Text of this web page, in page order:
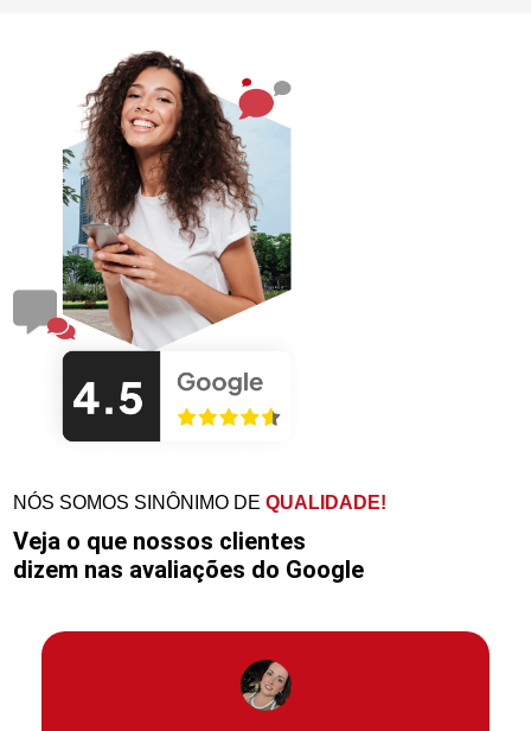
NÓS SOMOS SINÔNIMO DEQUALIDADE!
Veja o que nossos clientes
dizem nas avaliações do Google